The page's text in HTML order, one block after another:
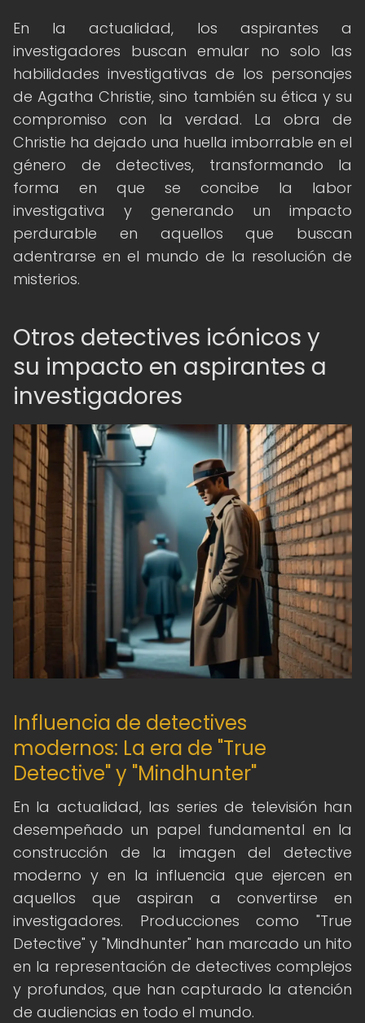
En la actualidad, los aspirantes a
investigadores buscan emular no solo las
habilidades investigativas de los personajes
de Agatha Christie, sino también su ética y su
compromiso con la verdad. La obra de
Christie ha dejado una huella imborrable en el
género de detectives, transformando la
forma en que se concibe la labor
investigativa y generando un impacto
perdurable en aquellos que buscan
adentrarse en el mundo de la resolución de
misterios.
Otros detectives icónicos y
su impacto en aspirantes a
investigadores
Influencia de detectives
modernos: La era de "True
Detective" y "Mindhunter"
En la actualidad, las series de televisión han
desempeñado un papel fundamental en la
construcción de la imagen del detective
moderno y en la influencia que ejercen en
aquellos que aspiran a convertirse en
investigadores. Producciones como "True
Detective" y "Mindhunter" han marcado un hito
en la representación de detectives complejos
y profundos, que han capturado la atención
de audiencias en todo el mundo.